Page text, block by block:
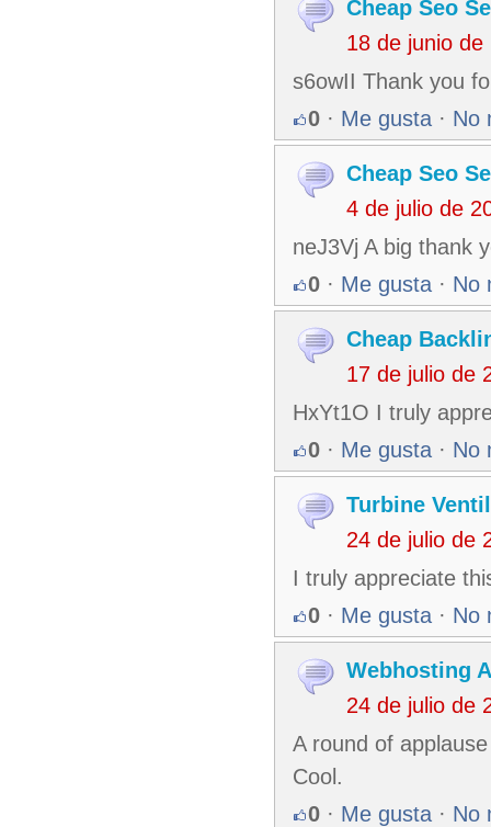
Cheap Seo
18 de junio
s6owII Thank you
0 · Me gusta · No
Cheap Seo
4 de julio de
neJ3Vj A big thank
0 · Me gusta · No
Cheap
17 de julio de
HxYt1O I truly
0 · Me gusta · No
Turbine
24 de julio de
I truly appreciate
0 · Me gusta · No
Webhosting
24 de julio de
A round of
Cool.
0 · Me gusta · No